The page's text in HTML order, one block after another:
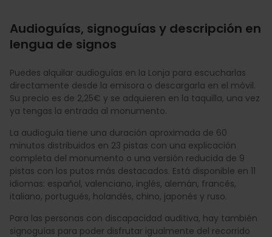
Audioguías, signoguías y descripción en
lengua de signos
Puedes alquilar audioguías en la Lonja para escucharlas
directamente desde la emisora o descargarla en el móvil.
Su precio es de 2,25€ y se adquieren en la taquilla, una vez
ya tengas la entrada al monumento.
La audioguía tiene una duración aproximada de 60
minutos distribuidos en 23 pistas con una explicación
completa del monumento o una versión reducida de 9
pistas con los putos más destacados. Está disponible en 11
idiomas: español, valenciano, inglés, alemán, francés,
italiano, portugués, holandés, chino, japonés y ruso.
Para las personas con discapacidad auditiva, hay también
signoguías para poder disfrutar igualmente del recorrido